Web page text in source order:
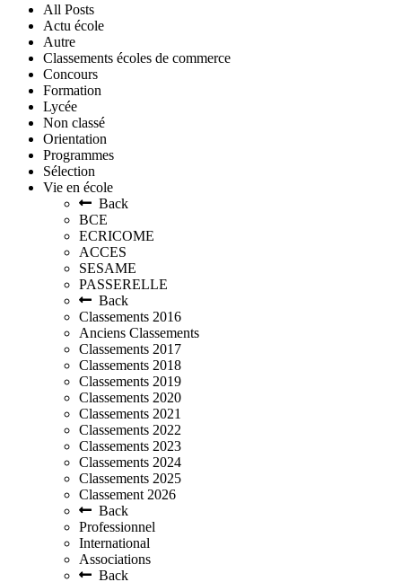
All Posts
Actu école
Autre
Classements écoles de commerce
Concours
Formation
Lycée
Non classé
Orientation
Programmes
Sélection
Vie en école
Back
BCE
ECRICOME
ACCES
SESAME
PASSERELLE
Back
Classements 2016
Anciens Classements
Classements 2017
Classements 2018
Classements 2019
Classements 2020
Classements 2021
Classements 2022
Classements 2023
Classements 2024
Classements 2025
Classement 2026
Back
Professionnel
International
Associations
Back